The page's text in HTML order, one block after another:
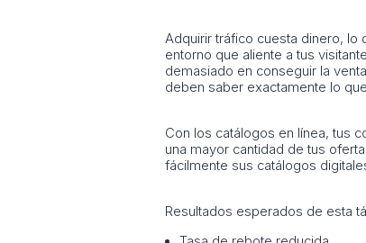
Adquirir tráfico cuesta dinero, lo
entorno que aliente a tus
demasiado en conseguir la
deben saber exactamente lo
Con los catálogos en línea, tus
una mayor cantidad de tus
fácilmente sus catálogos
Resultados esperados de esta